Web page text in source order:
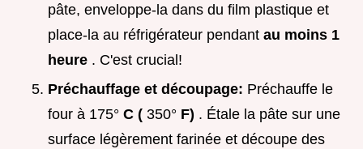
pâte, enveloppe-la dans du film plastique et
place-la au réfrigérateur pendant au moins 1
heure . C'est crucial!
Préchauffage et découpage: Préchauffe le
four à 175° C ( 350° F) . Étale la pâte sur une
surface légèrement farinée et découpe des